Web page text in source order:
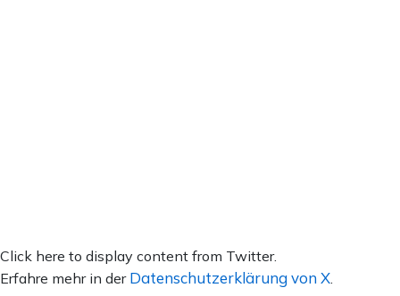
Inhalt
von
Click here to display content from Twitter.
Erfahre mehr in der Datenschutzerklärung von X.